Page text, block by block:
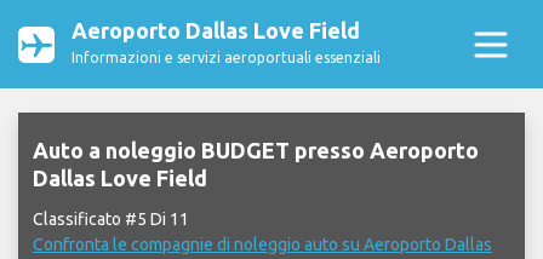
Aeroporto Dallas Love Field
Informazioni e servizi aeroportuali essenziali
Auto a noleggio BUDGET presso Aeroporto
Dallas Love Field
Classificato #5 Di 11
Confronta le compagnie di noleggio auto su Aeroporto Dallas